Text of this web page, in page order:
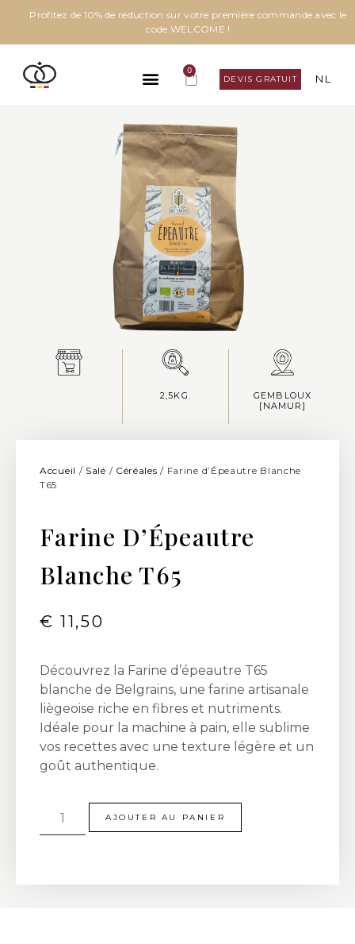
Profitez de 10% de réduction sur votre première commande avec le
code WELCOME !
0
DEVIS GRATUIT NL
2,5KG.
GEMBLOUX
[NAMUR]
Accueil / Salé / Céréales / Farine d’Épeautre Blanche
T65
Farine D’Épeautre
Blanche T65
€ 11,50
Découvrez la Farine d’épeautre T65
blanche de Belgrains, une farine artisanale
liègeoise riche en fibres et nutriments.
Idéale pour la machine à pain, elle sublime
vos recettes avec une texture légère et un
goût authentique.
AJOUTER AU PANIER